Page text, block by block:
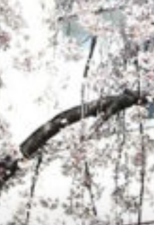
"cat_name" on null in